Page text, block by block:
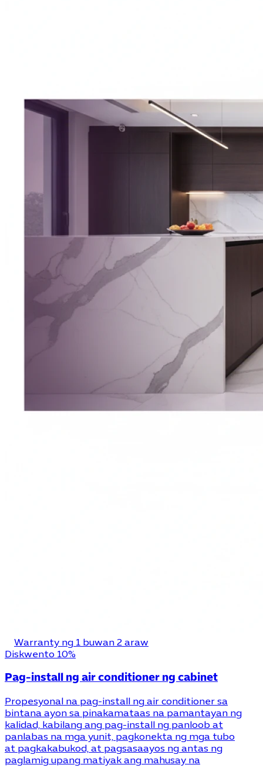
Warranty ng 1 buwan 2 araw
Diskwento 10%
Pag-install ng air conditioner ng cabinet
Propesyonal na pag-install ng air conditioner sa
bintana ayon sa pinakamataas na pamantayan ng
kalidad, kabilang ang pag-install ng panloob at
panlabas na mga yunit, pagkonekta ng mga tubo
at pagkakabukod, at pagsasaayos ng antas ng
paglamig upang matiyak ang mahusay na